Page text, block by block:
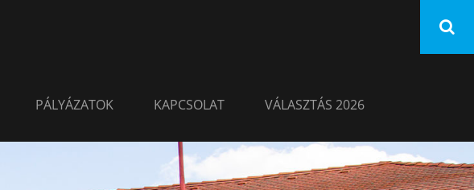
PÁLYÁZATOK KAPCSOLAT VÁLASZTÁS 2026